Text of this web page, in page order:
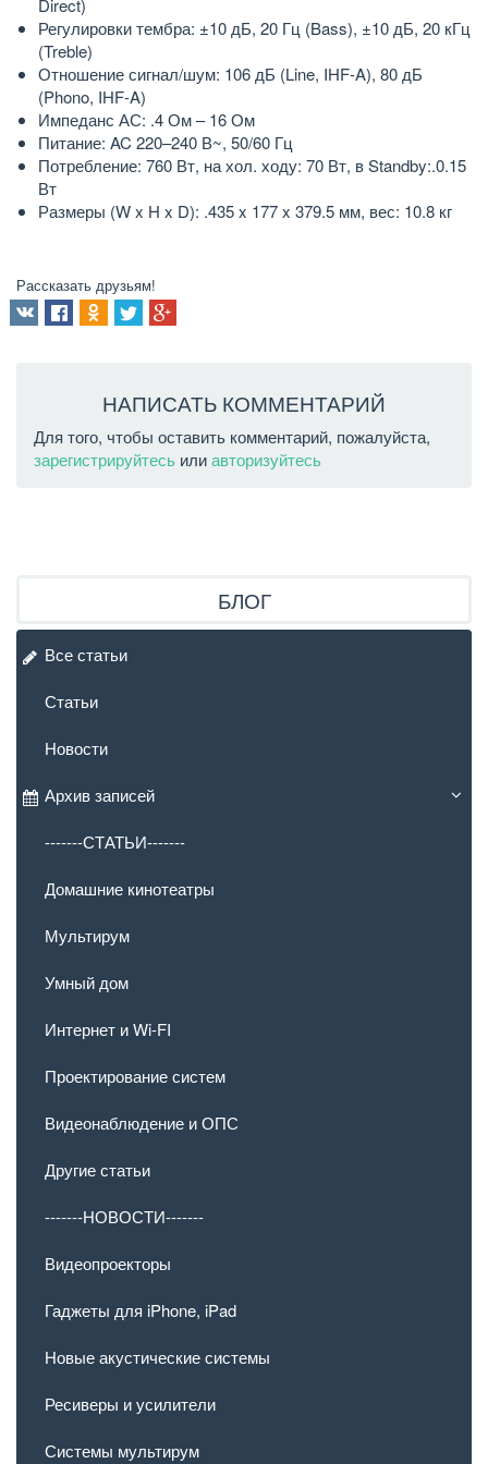
Direct)
Регулировки тембра: ±10 дБ, 20 Гц (Bass), ±10 дБ, 20 кГц
(Treble)
Отношение сигнал/шум: 106 дБ (Line, IHF-A), 80 дБ
(Phono, IHF-A)
Импеданс АС: .4 Ом – 16 Ом
Питание: AC 220–240 В~, 50/60 Гц
Потребление: 760 Вт, на хол. ходу: 70 Вт, в Standby:.0.15
Вт
Размеры (W x H x D): .435 x 177 x 379.5 мм, вес: 10.8 кг
Рассказать друзьям!
НАПИСАТЬ КОММЕНТАРИЙ
Для того, чтобы оставить комментарий, пожалуйста,
зарегистрируйтесь илиавторизуйтесь
БЛОГ
Все статьи
Статьи
Новости
Архив записей
-------СТАТЬИ-------
Домашние кинотеатры
Мультирум
Умный дом
Интернет и Wi-FI
Проектирование систем
Видеонаблюдение и ОПС
Другие статьи
-------НОВОСТИ-------
Видеопроекторы
Гаджеты для iPhone, iPad
Новые акустические системы
Ресиверы и усилители
Системы мультирум